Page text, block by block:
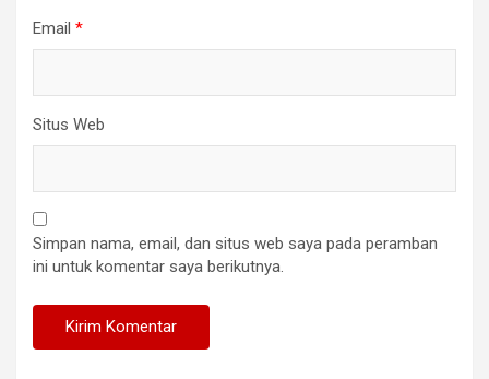
Email *
Situs Web
Simpan nama, email, dan situs web saya pada peramban
ini untuk komentar saya berikutnya.